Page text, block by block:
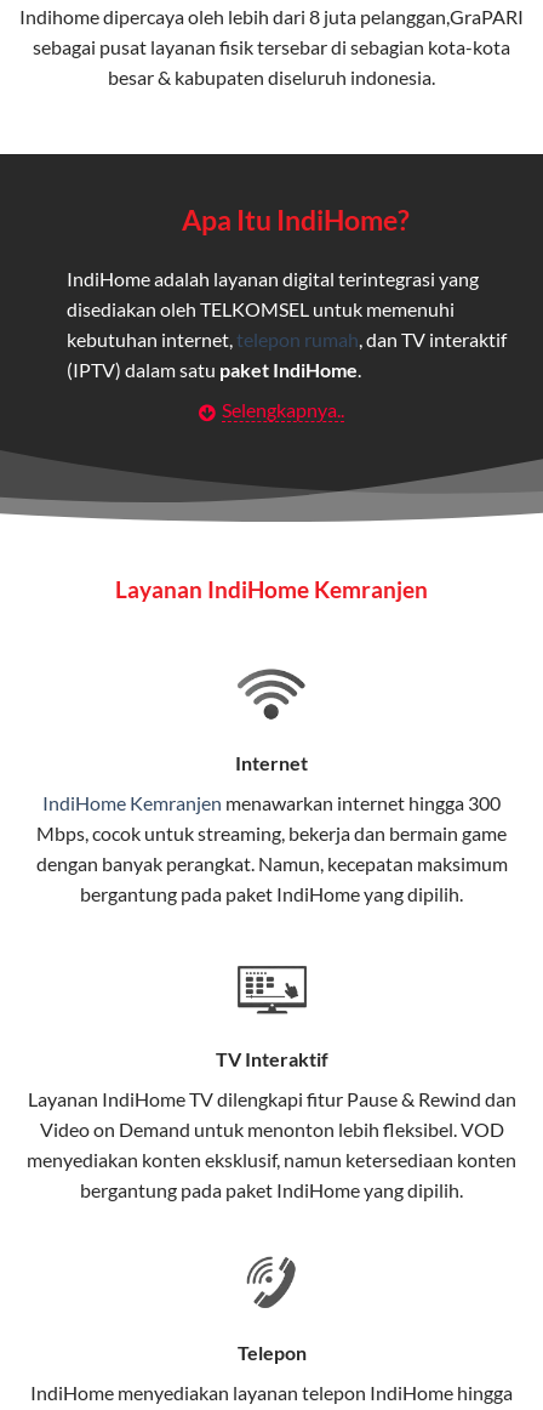
Indihome dipercaya oleh lebih dari 8 juta pelanggan,GraPARI
sebagai pusat layanan fisik tersebar di sebagian kota-kota
besar & kabupaten diseluruh indonesia.
Apa Itu IndiHome?
IndiHome adalah layanan digital terintegrasi yang
disediakan oleh TELKOMSEL untuk memenuhi
kebutuhan internet, telepon rumah , dan TV interaktif
(IPTV) dalam satu paket IndiHome
Layanan Wifi Indihome ini dirancang untuk
maupun individu yang membutuhkan konektivitas dan
hiburan berkualitas tinggi.
pengguna rumah dan bisnis.
stabil, dan memiliki berbagai pilihan paket IndiHome
Selain internet, layanan IndiHome juga mencakup TV
interaktif (IndiHome TV) dan telepon rumah dalam
satu paket.
Teknologi di Balik WiFi IndiHome
Wifi IndiHome menggunakan teknologi Fiber To The
menggunakan kabel serat optik hingga ke rumah
pelanggan. Teknologi ini memiliki beberapa
keunggulan:
Kecepatan Tinggi
dibandingkan kabel tembaga atau DSL.
elektromagnetik, sehingga koneksi tetap lancar.
Selengkapnya..
Layanan IndiHome Kemranjen
Internet
IndiHome Kemranjen menawarkan internet hingga 300
Mbps, cocok untuk streaming, bekerja dan bermain game
dengan banyak perangkat. Namun, kecepatan maksimum
bergantung pada paket IndiHome yang dipilih.
TV Interaktif
Layanan IndiHome TVdilengkapi fitur Pause & Rewind dan
Video on Demand untuk menonton lebih fleksibel. VOD
menyediakan konten eksklusif, namun ketersediaan konten
bergantung pada paket IndiHome yang dipilih.
Telepon
IndiHome menyediakan layanan telepon IndiHome hingga